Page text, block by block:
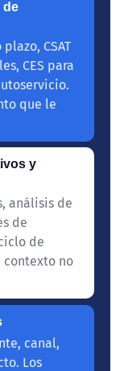
de
CSAT
CES para
que le
y
análisis de
de
de
contexto no
canal,
Los